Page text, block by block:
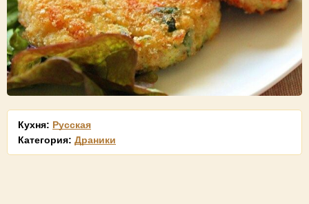
Кухня: Русская
Категория: Драники